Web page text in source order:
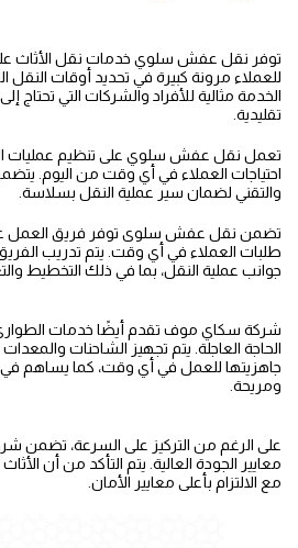
للعملاء مرونة كبيرة في تحديد أوقات النقل
الخدمة مثالية للأفراد والشركات التي
تقليدية.
تعمل نقل عفش سلوي على تنظيم عمليات
احتياجات العملاء في أي وقت من اليوم.
والتقني لضمان سير عملية النقل بسلاسة.
تضمن نقل عفش سلوى توفر فريق العمل على
طلبات العملاء في أي وقت. يتم تدريب
جوانب عملية النقل، بما في ذلك التخطيط
شركة سكاي موف تقدم أيضًا خدمات
الحاجة العاجلة. يتم تجهيز الشاحنات
جاهزيتها للعمل في أي وقت، كما يساهم
ومريحة.
على الرغم من التركيز على السرعة، تضمن
معايير الجودة العالية. يتم التأكد من أن
مع الالتزام بأعلى معايير الأمان.